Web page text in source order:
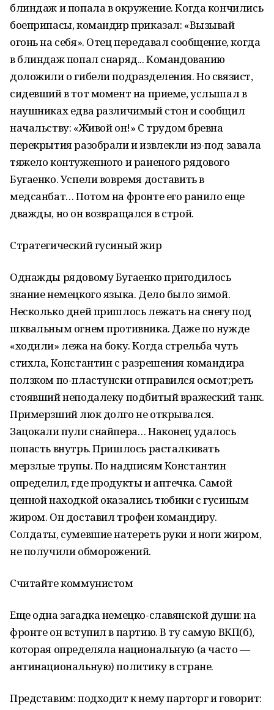
блиндаж и попала в окружение. Когда кончились
боеприпасы, командир приказал: «Вызывай
огонь на себя». Отец передавал сообщение, когда
в блиндаж попал снаряд... Командованию
доложили о гибели подразделения. Но связист,
сидевший в тот момент на приеме, услышал в
наушниках едва различимый стон и сообщил
начальству: «Живой он!» С трудом бревна
перекрытия разобрали и извлекли из-под завала
тяжело контуженного и раненого рядового
Бугаенко. Успели вовремя доставить в
медсанбат… Потом на фронте его ранило еще
дважды, но он возвращался в строй.
Стратегический гусиный жир
Однажды рядовому Бугаенко пригодилось
знание немецкого языка. Дело было зимой.
Несколько дней пришлось лежать на снегу под
шквальным огнем противника. Даже по нужде
«ходили» лежа на боку. Когда стрельба чуть
стихла, Константин с разрешения командира
ползком по-пластунски отправился осмот;реть
стоявший неподалеку подбитый вражеский танк.
Примерзший люк долго не открывался.
Зацокали пули снайпера… Наконец удалось
попасть внутрь. Пришлось расталкивать
мерзлые трупы. По надписям Константин
определил, где продукты и аптечка. Самой
ценной находкой оказались тюбики с гусиным
жиром. Он доставил трофеи командиру.
Солдаты, сумевшие натереть руки и ноги жиром,
не получили обморожений.
Считайте коммунистом
Еще одна загадка немецко-славянской души: на
фронте он вступил в партию. В ту самую ВКП(б),
которая определяла национальную (а часто —
антинациональную) политику в стране.
Представим: подходит к нему парторг и говорит: